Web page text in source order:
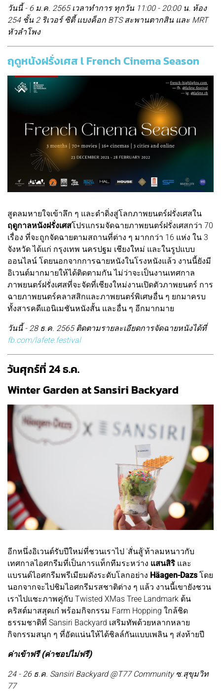
วันนี้ - 6 ม.ค. 2565 เวลาทำการ ทุกวัน 11:00 - 20:00 น. ห้อง
254 ชั้น 2 ริเวอร์ ซิตี้ แบงค็อก BTS สะพานตากสิน และ MRT
หัวลำโพง
ฤดูหนังฝรั่งเศส l French Cinema Season
สูดลมหายใจเข้าลึก ๆ และดำดิ่งสู่โลกภาพยนตร์ฝรั่งเศสใน
ฤดูกาลหนังฝรั่งเศสโปรแกรมจัดฉายภาพยนตร์ฝรั่งเศสกว่า 70
เรื่อง ที่จะถูกจัดฉายตามสถานที่ต่าง ๆ มากกว่า 16 แห่ง ใน 3
จังหวัด ได้แก่ กรุงเทพ นครปฐม เชียงใหม่ และในรูปแบบ
ออนไลน์ โดยนอกจากการฉายหนังในโรงหนังแล้ว งานนี้ยังมี
อิเวนต์มากมายให้ได้ติดตามกัน ไม่ว่าจะเป็นงานเทศกาล
ภาพยนตร์ฝรั่งเศสที่จะจัดที่เชียงใหม่งานเปิดตัวภาพยนตร์ การ
ฉายภาพยนตร์คลาสสิกและภาพยนตร์พิเศษอื่น ๆ ยกมาครบ
ทั้งสารคดีแอนิเมชันหนังสั้น และอื่น ๆ อีกมากมาย
วันนี้ - 28 ธ.ค. 2565 ติดตามรายละเอียดการจัดฉายหนังได้ที่
fb.com/lafete.festival
วันศุกร์ที่ 24 ธ.ค.
Winter Garden at Sansiri Backyard
อีกหนึ่งอิเวนต์รับปีใหม่ที่ชวนเราไป 'สั่นสู้'ท้าลมหนาวกับ
เทศกาลไอศกรีมที่เป็นการแท็กทีมระหว่าง แสนสิริ และ
แบรนด์ไอศกรีมพรีเมียมดังระดับโลกอย่าง Häagen-Dazsโดย
นอกจากจะไปชิมไอศกรีมรสชาติต่าง ๆ แล้ว งานนี้เขายังชวน
เราไปแชะภาพคู่กับ Twisted XMas Tree Landmark ต้น
คริสต์มาสสุดเก๋ พร้อมกิจกรรม Farm Hopping ใกล้ชิด
ธรรมชาติที่ Sansiri Backyard เสริมทัพด้วยหลากหลาย
กิจกรรมสนุก ๆ ที่อัดแน่นให้ได้ชิลล์กันแบบเพลิน ๆ ส่งท้ายปี
ค่าเข้าฟรี (ค่าชอปไม่ฟรี)
24 - 26 ธ.ค. Sansiri Backyard @T77 Community ซ.สุขุมวิท
77